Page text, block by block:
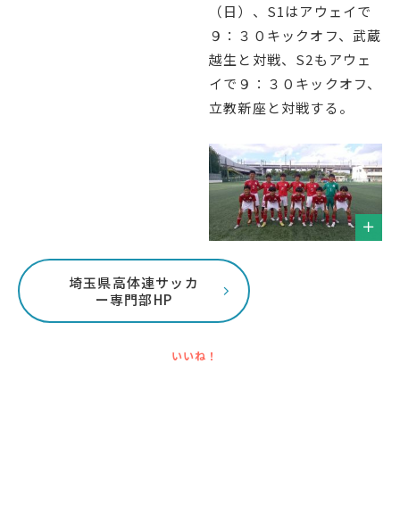
（日）、S1はアウェイで
９：３０キックオフ、武蔵
越生と対戦、S2もアウェ
イで９：３０キックオフ、
立教新座と対戦する。
埼玉県高体連サッカ
ー専門部HP
いいね！